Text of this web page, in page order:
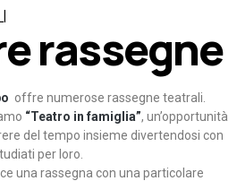
rassegne
offre numerose rassegne teatrali.
“Teatro in famiglia”, un’opportunità
del tempo insieme divertendosi con
per loro.
una rassegna con una particolare